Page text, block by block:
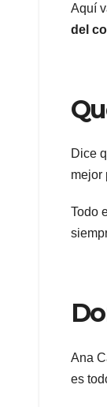
Aquí
del
Dice
mejor
Todo
Ana
es